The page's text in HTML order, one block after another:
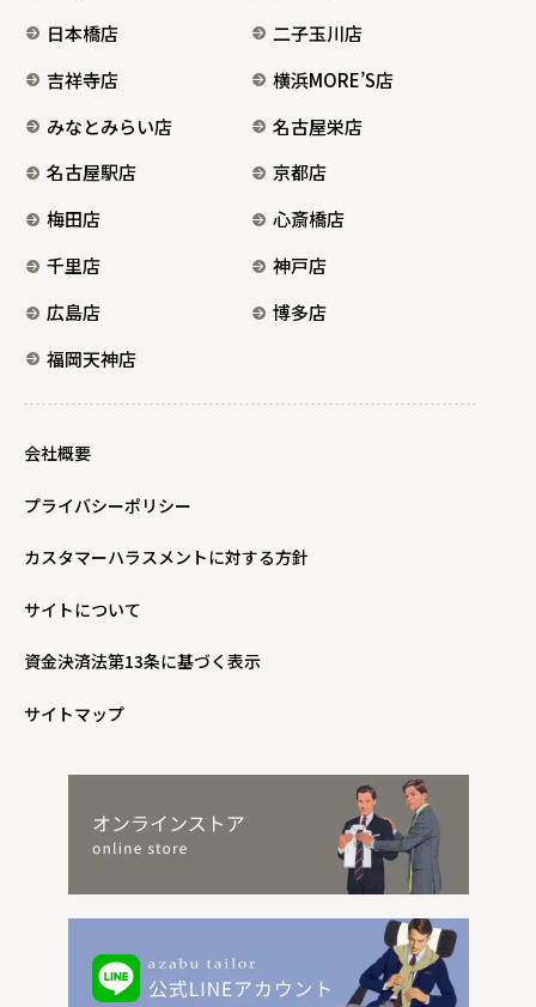
日本橋店
二子玉川店
吉祥寺店
横浜MORE’S店
みなとみらい店
名古屋栄店
名古屋駅店
京都店
梅田店
心斎橋店
千里店
神戸店
広島店
博多店
福岡天神店
会社概要
プライバシーポリシー
カスタマーハラスメントに対する方針
サイトについて
資金決済法第13条に基づく表示
サイトマップ